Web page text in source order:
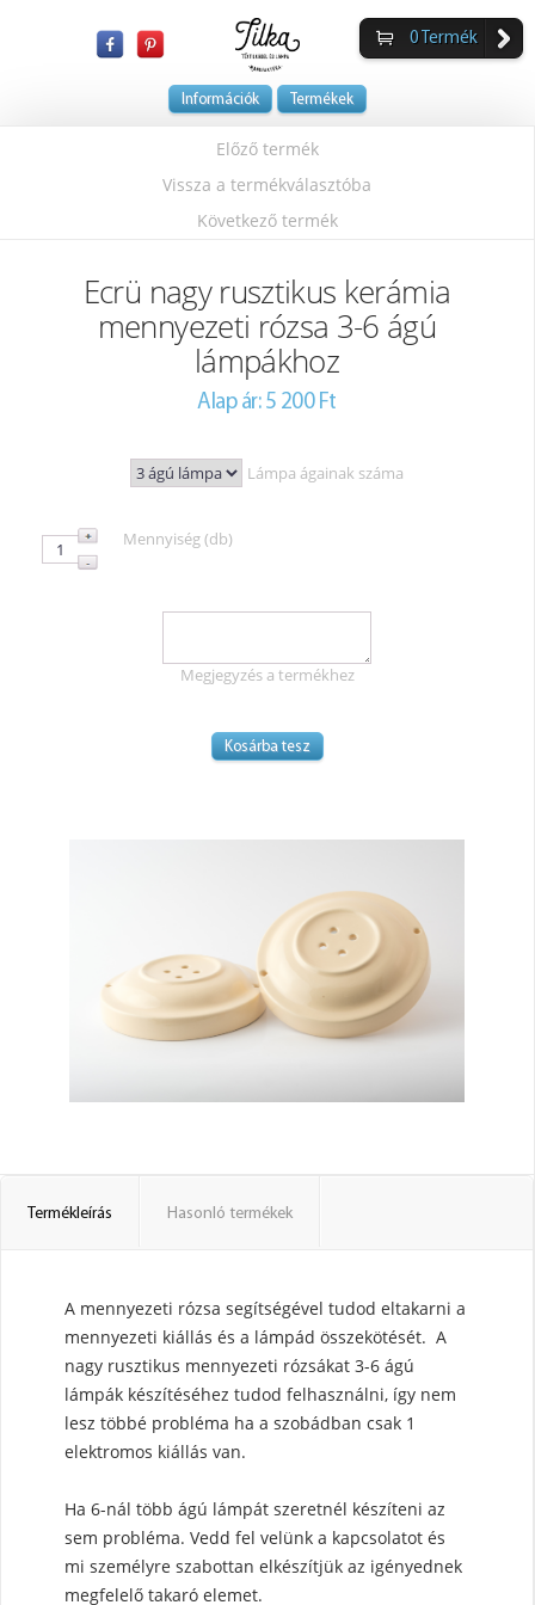
Információk Termékek
0 Termék
Előző termék
Vissza a termékválasztóba
Következő termék
Ecrü nagy rusztikus kerámia
mennyezeti rózsa 3-6 ágú
lámpákhoz
Alap ár: 5 200 Ft
Lámpa ágainak száma
Mennyiség (db)
Megjegyzés a termékhez
Termékleírás Hasonló termékek
A mennyezeti rózsa segítségével tudod eltakarni a
mennyezeti kiállás és a lámpád összekötését. A
nagy rusztikus mennyezeti rózsákat 3-6 ágú
lámpák készítéséhez tudod felhasználni, így nem
lesz többé probléma ha a szobádban csak 1
elektromos kiállás van.
Ha 6-nál több ágú lámpát szeretnél készíteni az
sem probléma. Vedd fel velünk a kapcsolatot és
mi személyre szabottan elkészítjük az igényednek
megfelelő takaró elemet.